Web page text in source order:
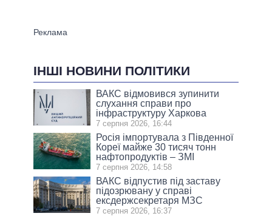
ІНШІ НОВИНИ ПОЛІТИКИ
ВАКС відмовився зупинити
слухання справи про
інфраструктуру Харкова
7 серпня 2026, 16:44
Росія імпортувала з Південної
Кореї майже 30 тисяч тонн
нафтопродуктів – ЗМІ
7 серпня 2026, 14:58
ВАКС відпустив під заставу
підозрювану у справі
ексдержсекретаря МЗС
7 серпня 2026, 16:37